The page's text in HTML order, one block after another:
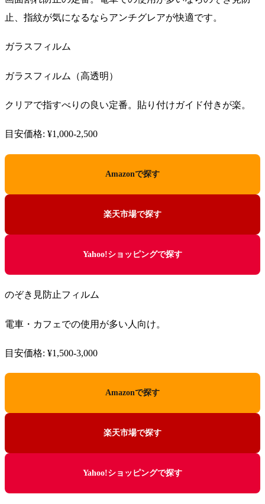
止、指紋が気になるならアンチグレアが快適です。
ガラスフィルム
ガラスフィルム（高透明）
クリアで指すべりの良い定番。貼り付けガイド付きが楽。
目安価格: ¥1,000-2,500
Amazonで探す
楽天市場で探す
Yahoo!ショッピングで探す
のぞき見防止フィルム
電車・カフェでの使用が多い人向け。
目安価格: ¥1,500-3,000
Amazonで探す
楽天市場で探す
Yahoo!ショッピングで探す